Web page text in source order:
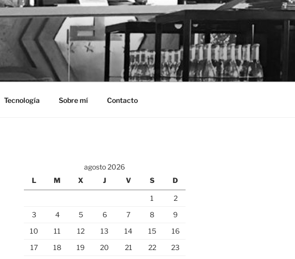
Tecnología Sobre mí Contacto
agosto 2026
L
M X J V S D
1
2
3
4 5 6 7 8
9
10
11 12 13 14 15
16
17
18 19 20 21 22
23